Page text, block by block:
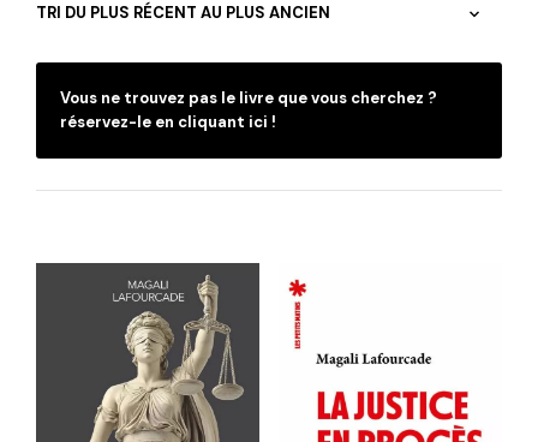
Vous ne trouvez pas le livre que vous cherchez ?
réservez-le en cliquant ici !